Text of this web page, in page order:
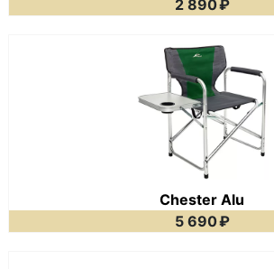
2 890₽
Chester Alu
5 690₽